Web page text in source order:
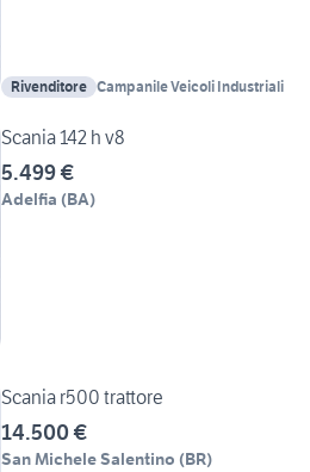
Rivenditore Campanile Veicoli Industriali
Scania 142 h v8
5.499 €
Adelfia (BA)
Scania r500 trattore
14.500 €
San Michele Salentino (BR)